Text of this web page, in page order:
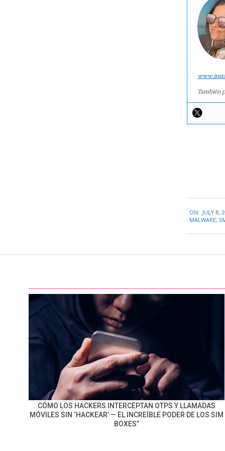
También
07-
ON: JULY 8,
MALWARE,
CÓMO LOS HACKERS INTERCEPTAN OTPS Y LLAMADAS
MÓVILES SIN ‘HACKEAR’ — EL INCREÍBLE PODER DE LOS SIM
BOXES”